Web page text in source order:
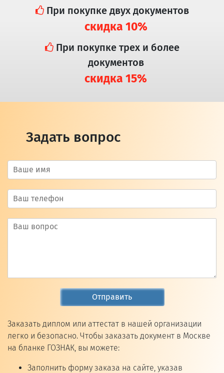
При покупке двух документов
скидка 10%
При покупке трех и более
документов
скидка 15%
Задать вопрос
Отправить
Заказать диплом или аттестат в нашей организации
легко и безопасно. Чтобы заказать документ в Москве
на бланке ГОЗНАК, вы можете:
Заполнить форму заказа на сайте, указав